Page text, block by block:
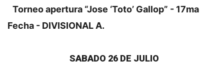
Torneo apertura “Jose ‘Toto’ Gallop” - 17ma
Fecha - DIVISIONAL A.
SABADO 26 DE JULIO